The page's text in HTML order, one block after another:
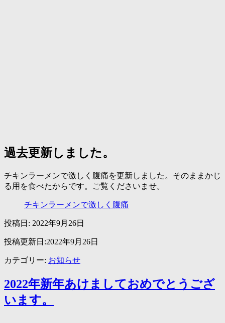
過去更新しました。
チキンラーメンで激しく腹痛を更新しました。そのままかじ
る用を食べたからです。ご覧くださいませ。
チキンラーメンで激しく腹痛
投稿日: 2022年9月26日
投稿更新日:2022年9月26日
カテゴリー: お知らせ
2022年新年あけましておめでとうござ
います。